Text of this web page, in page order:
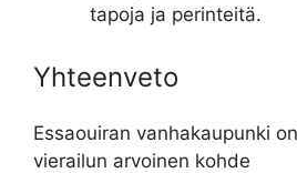
tapoja ja perinteitä.
Yhteenveto
Essaouiran vanhakaupunki
vierailun arvoinen kohde